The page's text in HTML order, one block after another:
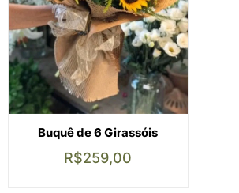
Buquê de 6 Girassóis
R$259,00